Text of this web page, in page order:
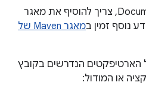
כדי להוסיף תלות ב-DocumentFile, צריך להוסיף את מאגר
מאגר Maven של
הארטיפקטים הנדרשים בקובץ
או המודול: